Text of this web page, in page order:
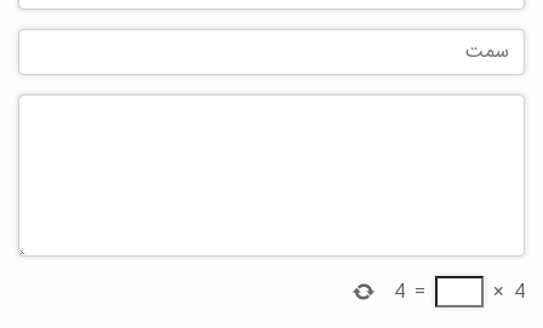
4
×
=
4